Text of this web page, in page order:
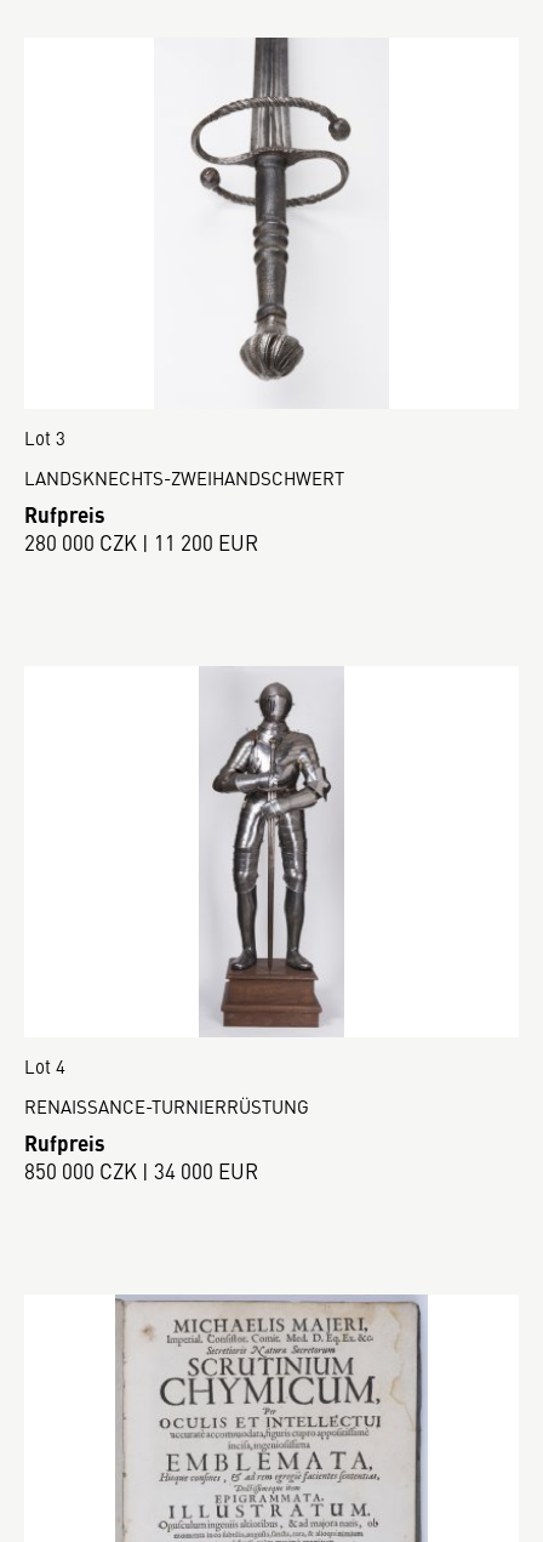
Lot 3
LANDSKNECHTS-ZWEIHANDSCHWERT
Rufpreis
280 000 CZK | 11 200 EUR
Lot 4
RENAISSANCE-TURNIERRÜSTUNG
Rufpreis
850 000 CZK | 34 000 EUR